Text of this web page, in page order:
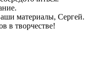
материалы, Сергей.
в творчестве!